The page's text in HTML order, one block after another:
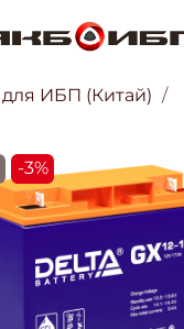
ИБП (Китай)
-3%